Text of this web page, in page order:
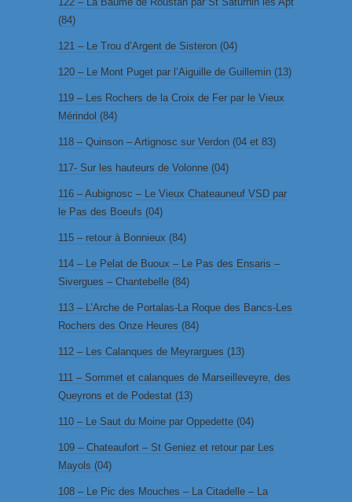
(84)
121 – Le Trou d’Argent de Sisteron (04)
120 – Le Mont Puget par l’Aiguille de Guillemin (13)
119 – Les Rochers de la Croix de Fer par le Vieux
Mérindol (84)
118 – Quinson – Artignosc sur Verdon (04 et 83)
117- Sur les hauteurs de Volonne (04)
116 – Aubignosc – Le Vieux Chateauneuf VSD par
le Pas des Boeufs (04)
115 – retour à Bonnieux (84)
114 – Le Pelat de Buoux – Le Pas des Ensaris –
Sivergues – Chantebelle (84)
113 – L’Arche de Portalas-La Roque des Bancs-Les
Rochers des Onze Heures (84)
112 – Les Calanques de Meyrargues (13)
111 – Sommet et calanques de Marseilleveyre, des
Queyrons et de Podestat (13)
110 – Le Saut du Moine par Oppedette (04)
109 – Chateaufort – St Geniez et retour par Les
Mayols (04)
108 – Le Pic des Mouches – La Citadelle – La